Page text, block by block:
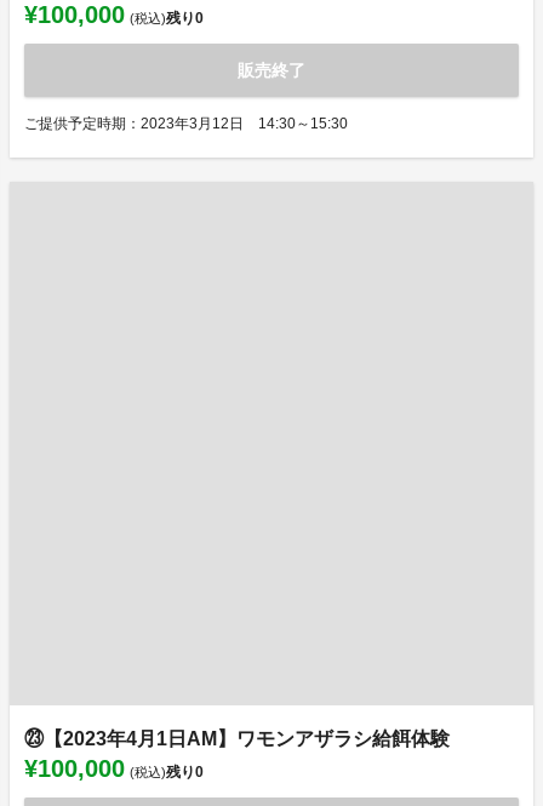
¥100,000 (税込)残り0
販売終了
ご提供予定時期：2023年3月12日 14:30～15:30
㉓【2023年4月1日AM】ワモンアザラシ給餌体験
¥100,000 (税込)残り0